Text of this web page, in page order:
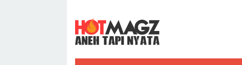
content